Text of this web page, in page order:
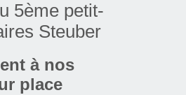
5ème petit-
Steuber
à nos
place